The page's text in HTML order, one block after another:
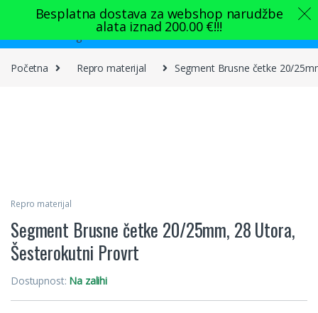
Skip to navigation
Skip to content
Početna Repro materijal Segment Brusne četke 20/
Repro materijal
Segment Brusne četke 20/25mm, 28 Utora,
Šesterokutni Provrt
Dostupnost: Na zalihi
Besplatna dostava za webshop narudžbe
alata iznad 200.00 €!!!